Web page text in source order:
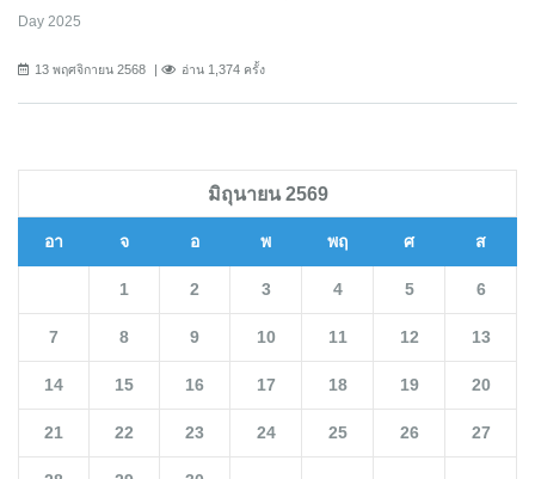
Day 2025
13 พฤศจิกายน 2568 อ่าน 1,374 ครั้ง
มิถุนายน 2569
อา จ อ พ พฤ ศ ส
1 2 3 4 5 6
7 8 9 10 11 12 13
14 15 16 17 18 19 20
21 22 23 24 25 26 27